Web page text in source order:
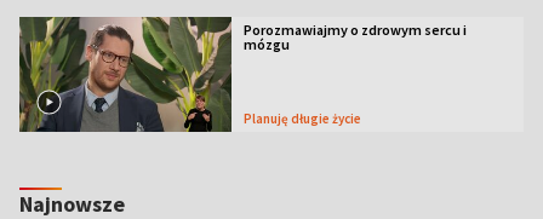
Porozmawiajmy o zdrowym sercu i
mózgu
Planuję długie życie
Najnowsze